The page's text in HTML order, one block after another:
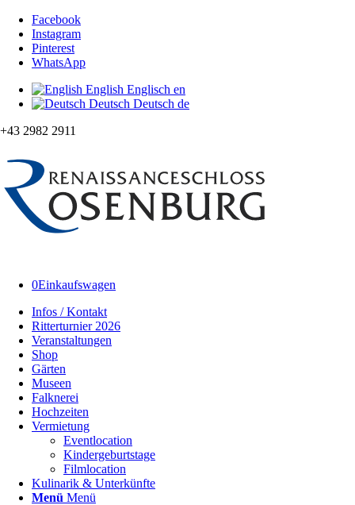
Facebook
Instagram
Pinterest
WhatsApp
English Englisch en
Deutsch Deutsch de
+43 2982 2911
0Einkaufswagen
Infos / Kontakt
Ritterturnier 2026
Veranstaltungen
Shop
Gärten
Museen
Falknerei
Hochzeiten
Vermietung
Eventlocation
Kindergeburtstage
Filmlocation
Kulinarik & Unterkünfte
Menü Menü